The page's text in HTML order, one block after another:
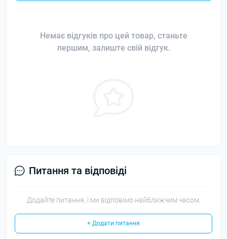
Немає відгуків про цей товар, станьте
першим, залиште свій відгук.
Питання та відповіді
Додайте питання, і ми відповімо найближчим часом.
+ Додати питання